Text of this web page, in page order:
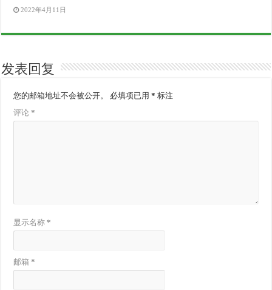
2022年4月11日
发表回复
您的邮箱地址不会被公开。 必填项已用* 标注
评论*
显示名称*
邮箱*